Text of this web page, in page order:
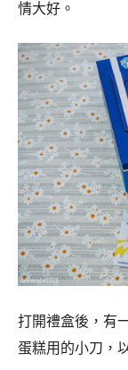
情大好。
打開禮盒後，有
蛋糕用的小刀，